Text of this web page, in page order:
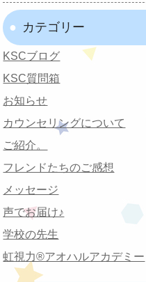
カテゴリー
KSCブログ
KSC質問箱
お知らせ
カウンセリングについて
ご紹介。
フレンドたちのご感想
メッセージ
声でお届け♪
学校の先生
虹視力®︎アオハルアカデミー